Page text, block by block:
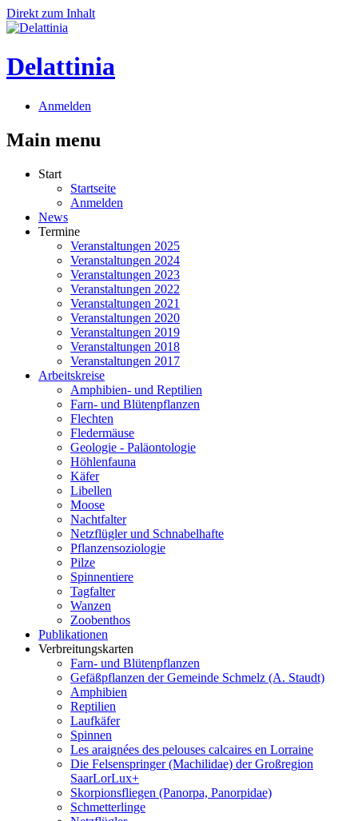
Direkt zum Inhalt
Delattinia
Anmelden
Main menu
Start
Startseite
Anmelden
News
Termine
Veranstaltungen 2025
Veranstaltungen 2024
Veranstaltungen 2023
Veranstaltungen 2022
Veranstaltungen 2021
Veranstaltungen 2020
Veranstaltungen 2019
Veranstaltungen 2018
Veranstaltungen 2017
Arbeitskreise
Amphibien- und Reptilien
Farn- und Blütenpflanzen
Flechten
Fledermäuse
Geologie - Paläontologie
Höhlenfauna
Käfer
Libellen
Moose
Nachtfalter
Netzflügler und Schnabelhafte
Pflanzensoziologie
Pilze
Spinnentiere
Tagfalter
Wanzen
Zoobenthos
Publikationen
Verbreitungskarten
Farn- und Blütenpflanzen
Gefäßpflanzen der Gemeinde Schmelz (A. Staudt)
Amphibien
Reptilien
Laufkäfer
Spinnen
Les araignées des pelouses calcaires en Lorraine
Die Felsenspringer (Machilidae) der Großregion
SaarLorLux+
Skorpionsfliegen (Panorpa, Panorpidae)
Schmetterlinge